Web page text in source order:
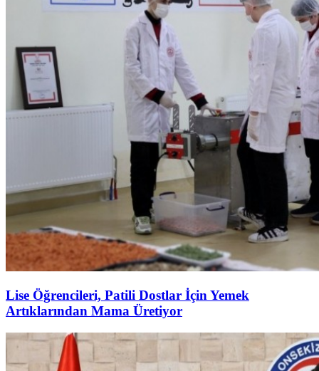
Lise Öğrencileri, Patili Dostlar İçin Yemek
Artıklarından Mama Üretiyor